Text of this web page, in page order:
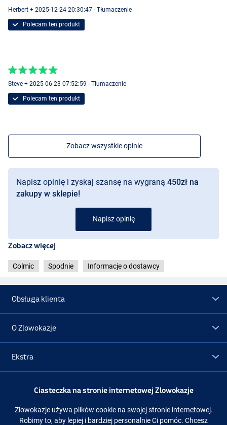
Herbert + 2025-12-24 20:30:47 - Tłumaczenie
Polecam ten produkt
Steve + 2025-06-23 07:52:59 - Tłumaczenie
Polecam ten produkt
Zobacz wszystkie opinie
Napisz opinię i zyskaj szansę na wygraną 450zł na
zakupy w sklepie!
Napisz opinię
Zobacz więcej
Colmic Spodnie Informacje o dostawcy
Obsługa klienta
O Zlowokazje
Ekstra
Promocje
Obserwuj nas Facebook Instagram
Ciasteczka na stronie internetowej Zlowokazje
Zlowokazje używa plików cookie na swojej stronie internetowej.
Robimy to, aby lepiej i bardziej personalnie Ci pomóc. Chcesz